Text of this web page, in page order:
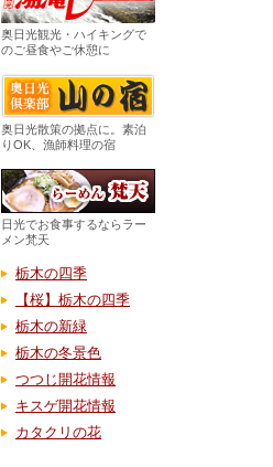
奥日光観光・ハイキングで
のご昼食やご休憩に
奥日光散策の拠点に。素泊
りOK、漁師料理の宿
日光でお食事するならラー
メン梵天
栃木の四季
【桜】栃木の四季
栃木の新緑
栃木の冬景色
つつじ開花情報
キスゲ開花情報
カタクリの花